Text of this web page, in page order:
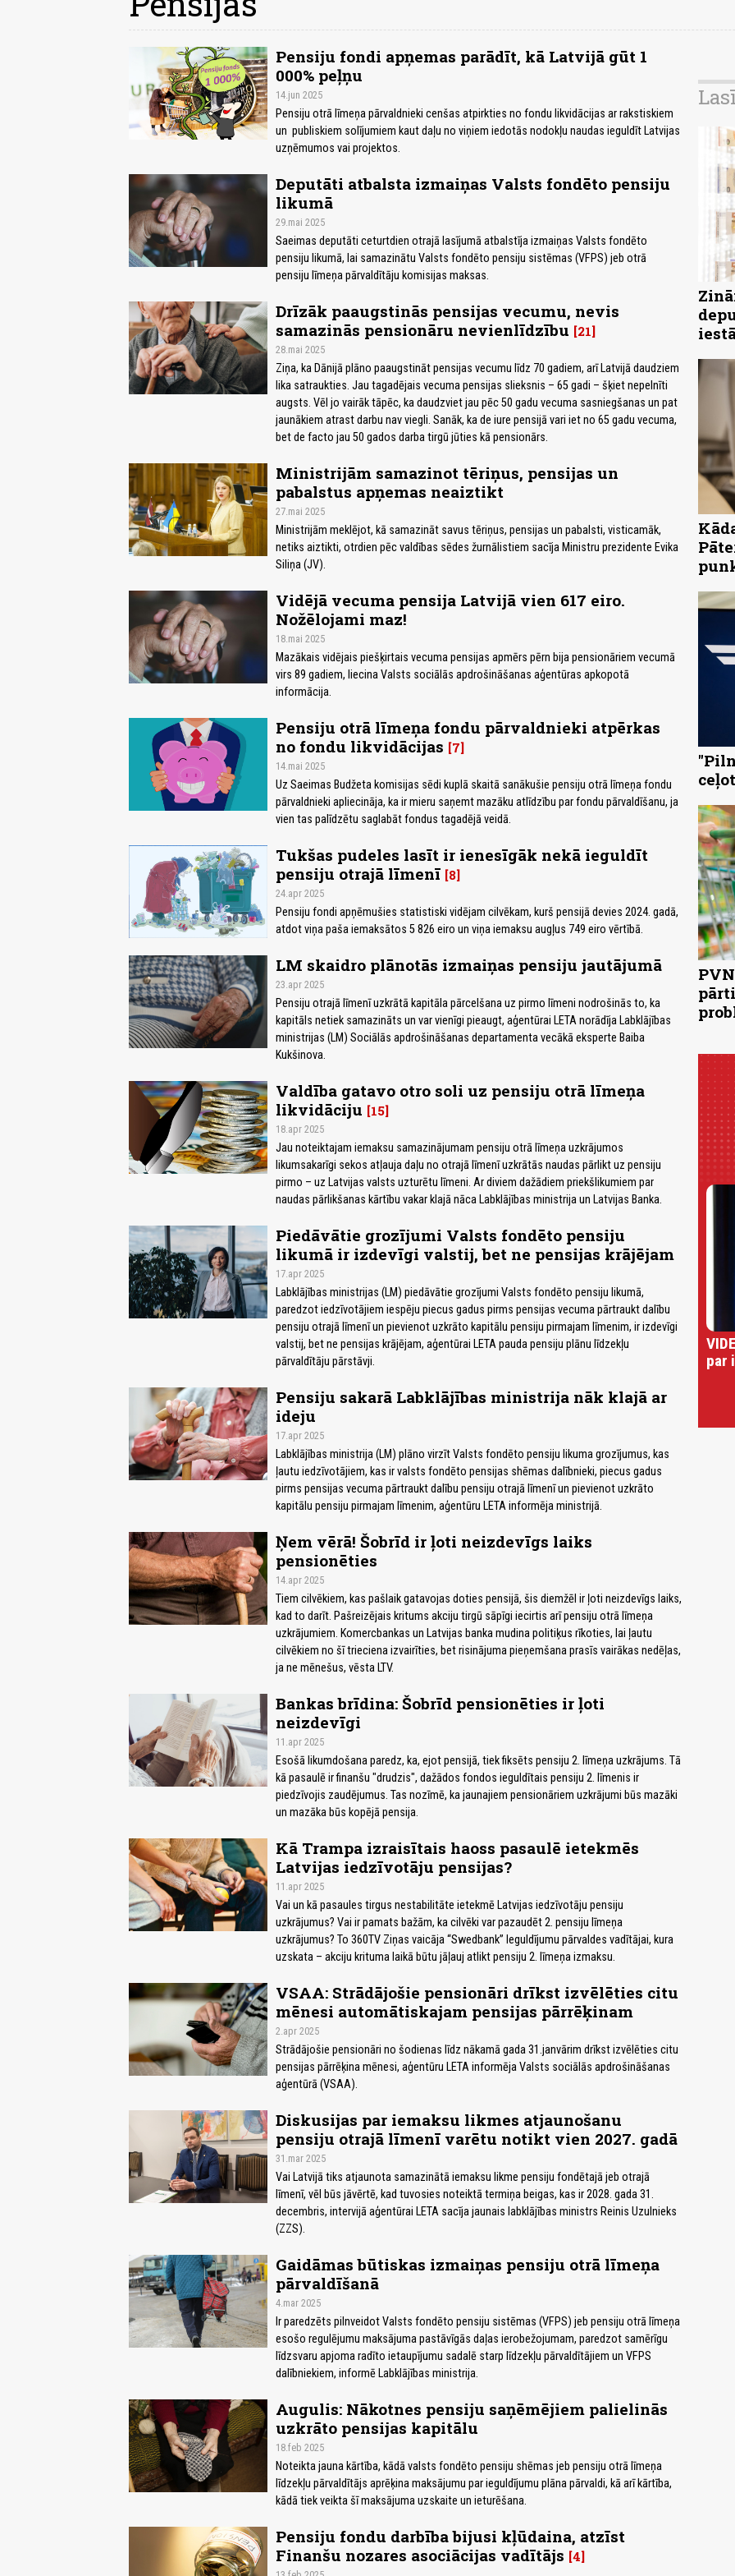
Pensiju fondi apņemas parādīt, kā Latvijā gūt 1
000% peļņu
14.jun 2025
Pensiju otrā līmeņa pārvaldnieki cenšas atpirkties no fondu likvidācijas ar rakstiskiem
un publiskiem solījumiem kaut daļu no viņiem iedotās nodokļu naudas ieguldīt Latvijas
uzņēmumos vai projektos.
Deputāti atbalsta izmaiņas Valsts fondēto pensiju
likumā
29.mai 2025
Saeimas deputāti ceturtdien otrajā lasījumā atbalstīja izmaiņas Valsts fondēto
pensiju likumā, lai samazinātu Valsts fondēto pensiju sistēmas (VFPS) jeb otrā
pensiju līmeņa pārvaldītāju komisijas maksas.
Drīzāk paaugstinās pensijas vecumu, nevis
samazinās pensionāru nevienlīdzību 21
28.mai 2025
Ziņa, ka Dānijā plāno paaugstināt pensijas vecumu līdz 70 gadiem, arī Latvijā daudziem
lika satraukties. Jau tagadējais vecuma pensijas slieksnis – 65 gadi – šķiet nepelnīti
augsts. Vēl jo vairāk tāpēc, ka daudzviet jau pēc 50 gadu vecuma sasniegšanas un pat
jaunākiem atrast darbu nav viegli. Sanāk, ka de iure pensijā vari iet no 65 gadu vecuma,
bet de facto jau 50 gados darba tirgū jūties kā pensionārs.
Ministrijām samazinot tēriņus, pensijas un
pabalstus apņemas neaiztikt
27.mai 2025
Ministrijām meklējot, kā samazināt savus tēriņus, pensijas un pabalsti, visticamāk,
netiks aiztikti, otrdien pēc valdības sēdes žurnālistiem sacīja Ministru prezidente Evika
Siliņa (JV).
Vidējā vecuma pensija Latvijā vien 617 eiro.
Nožēlojami maz!
18.mai 2025
Mazākais vidējais piešķirtais vecuma pensijas apmērs pērn bija pensionāriem vecumā
virs 89 gadiem, liecina Valsts sociālās apdrošināšanas aģentūras apkopotā
informācija.
Pensiju otrā līmeņa fondu pārvaldnieki atpērkas
no fondu likvidācijas 7
14.mai 2025
Uz Saeimas Budžeta komisijas sēdi kuplā skaitā sanākušie pensiju otrā līmeņa fondu
pārvaldnieki apliecināja, ka ir mieru saņemt mazāku atlīdzību par fondu pārvaldīšanu, ja
vien tas palīdzētu saglabāt fondus tagadējā veidā.
Tukšas pudeles lasīt ir ienesīgāk nekā ieguldīt
pensiju otrajā līmenī 8
24.apr 2025
Pensiju fondi apņēmušies statistiski vidējam cilvēkam, kurš pensijā devies 2024. gadā,
atdot viņa paša iemaksātos 5 826 eiro un viņa iemaksu augļus 749 eiro vērtībā.
LM skaidro plānotās izmaiņas pensiju jautājumā
23.apr 2025
Pensiju otrajā līmenī uzkrātā kapitāla pārcelšana uz pirmo līmeni nodrošinās to, ka
kapitāls netiek samazināts un var vienīgi pieaugt, aģentūrai LETA norādīja Labklājības
ministrijas (LM) Sociālās apdrošināšanas departamenta vecākā eksperte Baiba
Kukšinova.
Valdība gatavo otro soli uz pensiju otrā līmeņa
likvidāciju 15
18.apr 2025
Jau noteiktajam iemaksu samazinājumam pensiju otrā līmeņa uzkrājumos
likumsakarīgi sekos atļauja daļu no otrajā līmenī uzkrātās naudas pārlikt uz pensiju
pirmo – uz Latvijas valsts uzturētu līmeni. Ar diviem dažādiem priekšlikumiem par
naudas pārlikšanas kārtību vakar klajā nāca Labklājības ministrija un Latvijas Banka.
Piedāvātie grozījumi Valsts fondēto pensiju
likumā ir izdevīgi valstij, bet ne pensijas krājējam
17.apr 2025
Labklājības ministrijas (LM) piedāvātie grozījumi Valsts fondēto pensiju likumā,
paredzot iedzīvotājiem iespēju piecus gadus pirms pensijas vecuma pārtraukt dalību
pensiju otrajā līmenī un pievienot uzkrāto kapitālu pensiju pirmajam līmenim, ir izdevīgi
valstij, bet ne pensijas krājējam, aģentūrai LETA pauda pensiju plānu līdzekļu
pārvaldītāju pārstāvji.
Pensiju sakarā Labklājības ministrija nāk klajā ar
ideju
17.apr 2025
Labklājības ministrija (LM) plāno virzīt Valsts fondēto pensiju likuma grozījumus, kas
ļautu iedzīvotājiem, kas ir valsts fondēto pensijas shēmas dalībnieki, piecus gadus
pirms pensijas vecuma pārtraukt dalību pensiju otrajā līmenī un pievienot uzkrāto
kapitālu pensiju pirmajam līmenim, aģentūru LETA informēja ministrijā.
Ņem vērā! Šobrīd ir ļoti neizdevīgs laiks
pensionēties
14.apr 2025
Tiem cilvēkiem, kas pašlaik gatavojas doties pensijā, šis diemžēl ir ļoti neizdevīgs laiks,
kad to darīt. Pašreizējais kritums akciju tirgū sāpīgi iecirtis arī pensiju otrā līmeņa
uzkrājumiem. Komercbankas un Latvijas banka mudina politiķus rīkoties, lai ļautu
cilvēkiem no šī trieciena izvairīties, bet risinājuma pieņemšana prasīs vairākas nedēļas,
ja ne mēnešus, vēsta LTV.
Bankas brīdina: Šobrīd pensionēties ir ļoti
neizdevīgi
11.apr 2025
Esošā likumdošana paredz, ka, ejot pensijā, tiek fiksēts pensiju 2. līmeņa uzkrājums. Tā
kā pasaulē ir finanšu "drudzis", dažādos fondos ieguldītais pensiju 2. līmenis ir
piedzīvojis zaudējumus. Tas nozīmē, ka jaunajiem pensionāriem uzkrājumi būs mazāki
un mazāka būs kopējā pensija.
Kā Trampa izraisītais haoss pasaulē ietekmēs
Latvijas iedzīvotāju pensijas?
11.apr 2025
Vai un kā pasaules tirgus nestabilitāte ietekmē Latvijas iedzīvotāju pensiju
uzkrājumus? Vai ir pamats bažām, ka cilvēki var pazaudēt 2. pensiju līmeņa
uzkrājumus? To 360TV Ziņas vaicāja “Swedbank” Ieguldījumu pārvaldes vadītājai, kura
uzskata – akciju krituma laikā būtu jāļauj atlikt pensiju 2. līmeņa izmaksu.
VSAA: Strādājošie pensionāri drīkst izvēlēties citu
mēnesi automātiskajam pensijas pārrēķinam
2.apr 2025
Strādājošie pensionāri no šodienas līdz nākamā gada 31.janvārim drīkst izvēlēties citu
pensijas pārrēķina mēnesi, aģentūru LETA informēja Valsts sociālās apdrošināšanas
aģentūrā (VSAA).
Diskusijas par iemaksu likmes atjaunošanu
pensiju otrajā līmenī varētu notikt vien 2027. gadā
31.mar 2025
Vai Latvijā tiks atjaunota samazinātā iemaksu likme pensiju fondētajā jeb otrajā
līmenī, vēl būs jāvērtē, kad tuvosies noteiktā termiņa beigas, kas ir 2028. gada 31.
decembris, intervijā aģentūrai LETA sacīja jaunais labklājības ministrs Reinis Uzulnieks
(ZZS).
Gaidāmas būtiskas izmaiņas pensiju otrā līmeņa
pārvaldīšanā
4.mar 2025
Ir paredzēts pilnveidot Valsts fondēto pensiju sistēmas (VFPS) jeb pensiju otrā līmeņa
esošo regulējumu maksājuma pastāvīgās daļas ierobežojumam, paredzot samērīgu
līdzsvaru apjoma radīto ietaupījumu sadalē starp līdzekļu pārvaldītājiem un VFPS
dalībniekiem, informē Labklājības ministrija.
Augulis: Nākotnes pensiju saņēmējiem palielinās
uzkrāto pensijas kapitālu
18.feb 2025
Noteikta jauna kārtība, kādā valsts fondēto pensiju shēmas jeb pensiju otrā līmeņa
līdzekļu pārvaldītājs aprēķina maksājumu par ieguldījumu plāna pārvaldi, kā arī kārtība,
kādā tiek veikta šī maksājuma uzskaite un ieturēšana.
Pensiju fondu darbība bijusi kļūdaina, atzīst
Finanšu nozares asociācijas vadītājs 4
par